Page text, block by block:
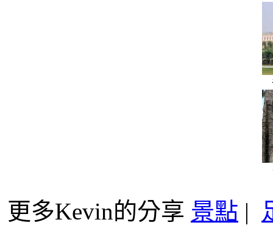
更多Kevin的分享 景點 |